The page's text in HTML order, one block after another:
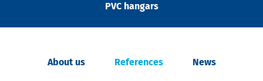
PVC hangars
About us References News